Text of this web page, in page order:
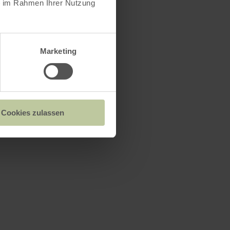
Rahmen Ihrer Nutzung
Marketing
Cookies zulassen
De
al lang
van